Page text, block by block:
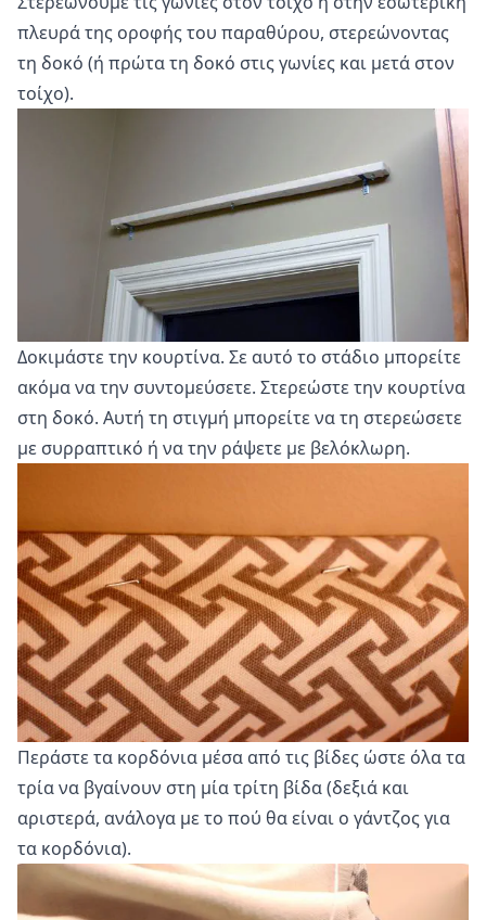
πλευρά της οροφής του παραθύρου, στερεώνοντας
τη δοκό (ή πρώτα τη δοκό στις γωνίες και μετά στον
τοίχο).
Δοκιμάστε την κουρτίνα. Σε αυτό το στάδιο μπορείτε
ακόμα να την συντομεύσετε. Στερεώστε την κουρτίνα
στη δοκό. Αυτή τη στιγμή μπορείτε να τη στερεώσετε
με συρραπτικό ή να την ράψετε με βελόκλωρη.
Περάστε τα κορδόνια μέσα από τις βίδες ώστε όλα τα
τρία να βγαίνουν στη μία τρίτη βίδα (δεξιά και
αριστερά, ανάλογα με το πού θα είναι ο γάντζος για
τα κορδόνια).